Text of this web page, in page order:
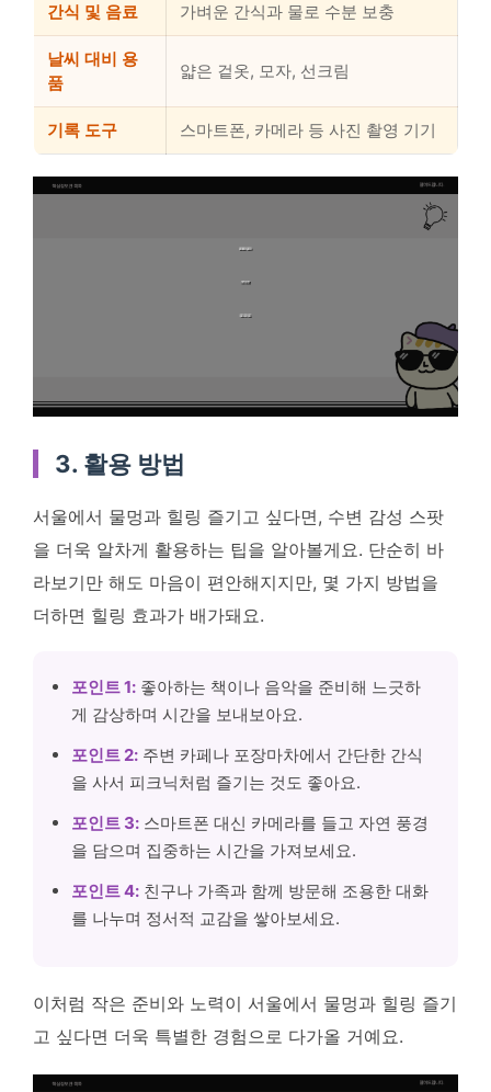
간식 및 음료 가벼운 간식과 물로 수분 보충
날씨 대비 용
품
얇은 겉옷, 모자, 선크림
기록 도구 스마트폰, 카메라 등 사진 촬영 기기
3. 활용 방법
서울에서 물멍과 힐링 즐기고 싶다면, 수변 감성 스팟
을 더욱 알차게 활용하는 팁을 알아볼게요. 단순히 바
라보기만 해도 마음이 편안해지지만, 몇 가지 방법을
더하면 힐링 효과가 배가돼요.
포인트 1: 좋아하는 책이나 음악을 준비해 느긋하
게 감상하며 시간을 보내보아요.
포인트 2: 주변 카페나 포장마차에서 간단한 간식
을 사서 피크닉처럼 즐기는 것도 좋아요.
포인트 3: 스마트폰 대신 카메라를 들고 자연 풍경
을 담으며 집중하는 시간을 가져보세요.
포인트 4: 친구나 가족과 함께 방문해 조용한 대화
를 나누며 정서적 교감을 쌓아보세요.
이처럼 작은 준비와 노력이 서울에서 물멍과 힐링 즐기
고 싶다면 더욱 특별한 경험으로 다가올 거예요.